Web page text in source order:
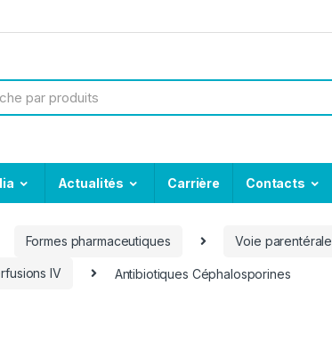
Actualités Carrière Contacts
Formes pharmaceutiques Voie parentérale
IV Antibiotiques Céphalosporines